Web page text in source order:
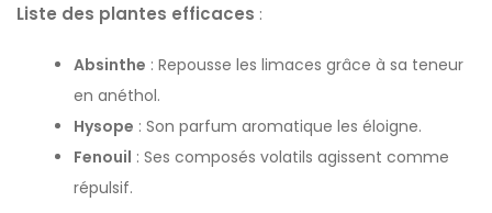
Liste des plantes efficaces :
Absinthe : Repousse les limaces grâce à sa teneur
en anéthol.
Hysope : Son parfum aromatique les éloigne.
Fenouil : Ses composés volatils agissent comme
répulsif.